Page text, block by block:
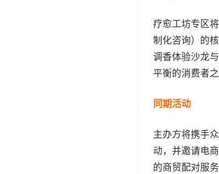
疗愈工坊专区
制化咨询）的
调香体验沙龙
平衡的消费者
同期活动
主办方将携手
动，并邀请电
的商贸配对服